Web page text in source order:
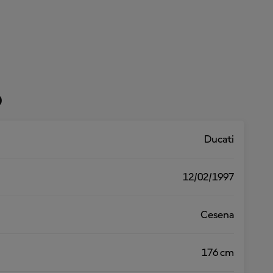
Ducati
12/02/1997
Cesena
176 cm